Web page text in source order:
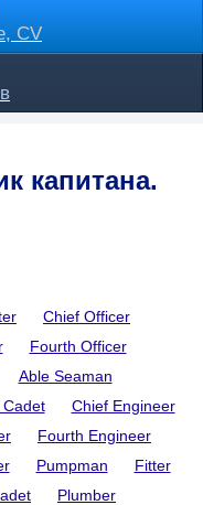
CV
капитана.
Chief Officer
Fourth Officer
Able Seaman
Cadet
Chief Engineer
Fourth Engineer
Pumpman
Fitter
Plumber